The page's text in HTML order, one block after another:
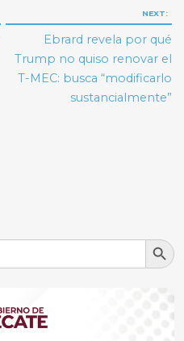
NEXT:
Ebrard revela por qué
Trump no quiso renovar el
T-MEC: busca “modificarlo
sustancialmente”
Search